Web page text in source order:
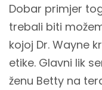
Dobar primjer
trebali biti
kojoj Dr. Wayne
etike. Glavni lik
ženu Betty na